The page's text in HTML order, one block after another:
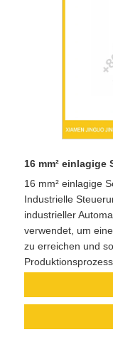
16 mm² einlagige
16 mm² einlagige
Industrielle
industrieller
verwendet, um
zu erreichen und